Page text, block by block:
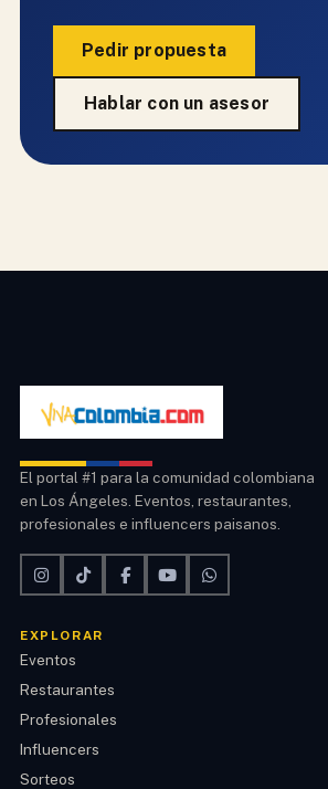
Pedir propuesta
Hablar con un asesor
El portal #1 para la comunidad colombiana
en Los Ángeles. Eventos, restaurantes,
profesionales e influencers paisanos.
EXPLORAR
Eventos
Restaurantes
Profesionales
Influencers
Sorteos